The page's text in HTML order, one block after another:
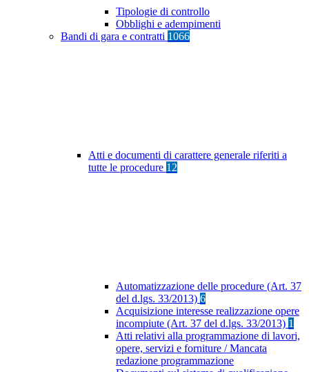
Tipologie di controllo
Obblighi e adempimenti
Bandi di gara e contratti 1066
Atti e documenti di carattere generale riferiti a
tutte le procedure 12
Automatizzazione delle procedure (Art. 37
del d.lgs. 33/2013) 6
Acquisizione interesse realizzazione opere
incompiute (Art. 37 del d.lgs. 33/2013) 1
Atti relativi alla programmazione di lavori,
opere, servizi e forniture / Mancata
redazione programmazione